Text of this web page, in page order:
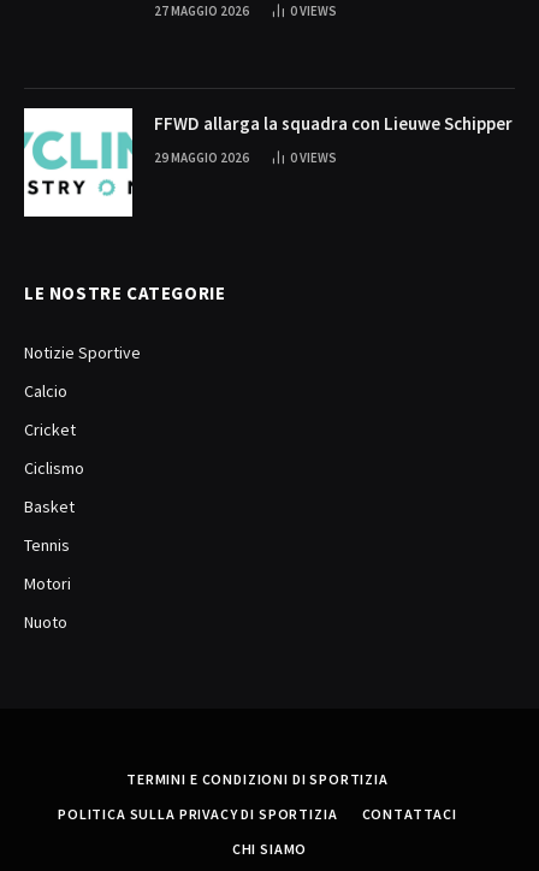
27 MAGGIO 2026 0VIEWS
FFWD allarga la squadra con Lieuwe Schipper
29 MAGGIO 2026 0VIEWS
LE NOSTRE CATEGORIE
Notizie Sportive
Calcio
Cricket
Ciclismo
Basket
Tennis
Motori
Nuoto
TERMINI E CONDIZIONI DI SPORTIZIA
POLITICA SULLA PRIVACY DI SPORTIZIA
CONTATTACI
CHI SIAMO